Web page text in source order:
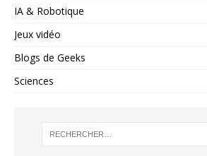
IA & Robotique
Jeux vidéo
Blogs de Geeks
Sciences